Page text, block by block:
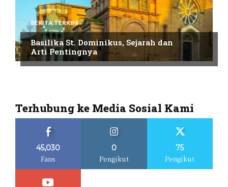
BERITA TERKINI
Basilika St. Dominikus, Sejarah dan
Arti Pentingnya
Terhubung ke Media Sosial Kami
45,030
Fans
0
Pengikut
75
Pengikut